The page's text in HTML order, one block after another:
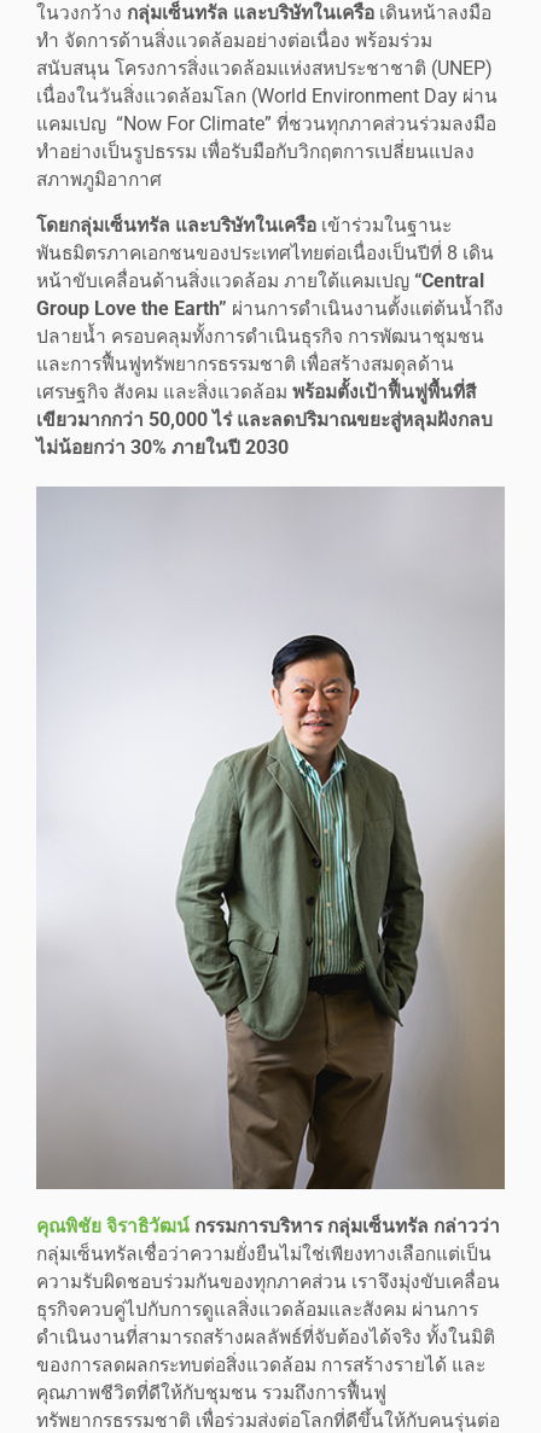
ในวงกว้าง กลุ่มเซ็นทรัล และบริษัทในเครือ เดินหน้าลงมือ
ทำ จัดการด้านสิ่งแวดล้อมอย่างต่อเนื่อง พร้อมร่วม
สนับสนุน โครงการสิ่งแวดล้อมแห่งสหประชาชาติ (UNEP)
เนื่องในวันสิ่งแวดล้อมโลก (World Environment Day ผ่าน
แคมเปญ “Now For Climate” ที่ชวนทุกภาคส่วนร่วมลงมือ
ทำอย่างเป็นรูปธรรม เพื่อรับมือกับวิกฤตการเปลี่ยนแปลง
สภาพภูมิอากาศ
โดยกลุ่มเซ็นทรัล และบริษัทในเครือ เข้าร่วมในฐานะ
พันธมิตรภาคเอกชนของประเทศไทยต่อเนื่องเป็นปีที่ 8 เดิน
หน้าขับเคลื่อนด้านสิ่งแวดล้อม ภายใต้แคมเปญ “Central
Group Love the Earth” ผ่านการดำเนินงานตั้งแต่ต้นน้ำถึง
ปลายน้ำ ครอบคลุมทั้งการดำเนินธุรกิจ การพัฒนาชุมชน
และการฟื้นฟูทรัพยากรธรรมชาติ เพื่อสร้างสมดุลด้าน
เศรษฐกิจ สังคม และสิ่งแวดล้อม พร้อมตั้งเป้าฟื้นฟูพื้นที่สี
เขียวมากกว่า 50,000 ไร่ และลดปริมาณขยะสู่หลุมฝังกลบ
ไม่น้อยกว่า 30% ภายในปี 2030
คุณพิชัย จิราธิวัฒน์ กรรมการบริหาร กลุ่มเซ็นทรัล กล่าวว่า
กลุ่มเซ็นทรัลเชื่อว่าความยั่งยืนไม่ใช่เพียงทางเลือกแต่เป็น
ความรับผิดชอบร่วมกันของทุกภาคส่วน เราจึงมุ่งขับเคลื่อน
ธุรกิจควบคู่ไปกับการดูแลสิ่งแวดล้อมและสังคม ผ่านการ
ดำเนินงานที่สามารถสร้างผลลัพธ์ที่จับต้องได้จริง ทั้งในมิติ
ของการลดผลกระทบต่อสิ่งแวดล้อม การสร้างรายได้ และ
คุณภาพชีวิตที่ดีให้กับชุมชน รวมถึงการฟื้นฟู
ทรัพยากรธรรมชาติ เพื่อร่วมส่งต่อโลกที่ดีขึ้นให้กับคนรุ่นต่อ